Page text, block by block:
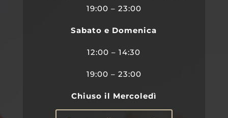
19:00 – 23:00
Sabato e Domenica
12:00 – 14:30
19:00 – 23:00
Chiuso il Mercoledì